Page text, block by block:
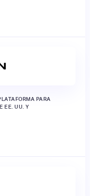
PARA
EE. UU. Y